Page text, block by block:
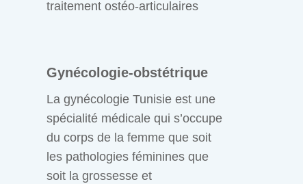
traitement ostéo-articulaires
Gynécologie-obstétrique
La gynécologie Tunisie est une
spécialité médicale qui s’occupe
du corps de la femme que soit
les pathologies féminines que
soit la grossesse et